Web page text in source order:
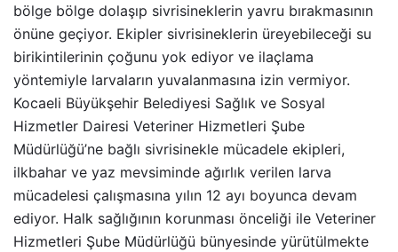
bölge bölge dolaşıp sivrisineklerin yavru bırakmasının
önüne geçiyor. Ekipler sivrisineklerin üreyebileceği su
birikintilerinin çoğunu yok ediyor ve ilaçlama
yöntemiyle larvaların yuvalanmasına izin vermiyor.
Kocaeli Büyükşehir Belediyesi Sağlık ve Sosyal
Hizmetler Dairesi Veteriner Hizmetleri Şube
Müdürlüğü’ne bağlı sivrisinekle mücadele ekipleri,
ilkbahar ve yaz mevsiminde ağırlık verilen larva
mücadelesi çalışmasına yılın 12 ayı boyunca devam
ediyor. Halk sağlığının korunması önceliği ile Veteriner
Hizmetleri Şube Müdürlüğü bünyesinde yürütülmekte